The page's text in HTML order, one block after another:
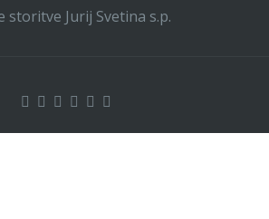
storitve Jurij Svetina s.p.